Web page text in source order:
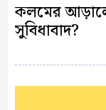
কলমের আড়ালে
সুবিধাবাদ?